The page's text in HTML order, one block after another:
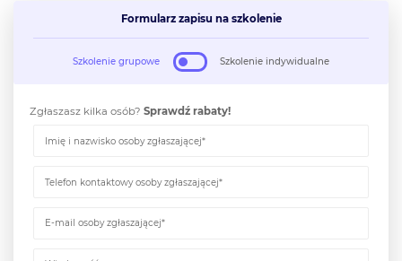
Formularz zapisu na szkolenie
Szkolenie grupowe Szkolenie indywidualne
Zgłaszasz kilka osób? Sprawdź rabaty!